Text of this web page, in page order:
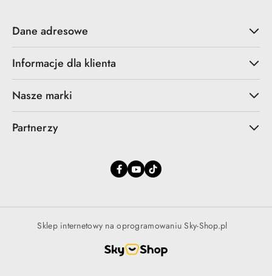
Dane adresowe
Informacje dla klienta
Nasze marki
Partnerzy
Sklep internetowy na oprogramowaniu Sky-Shop.pl